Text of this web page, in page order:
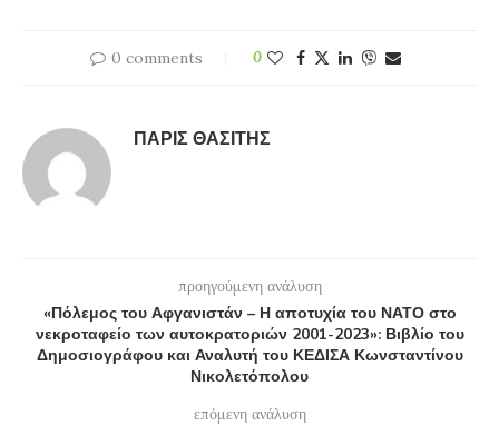
0 comments 0
ΠΆΡΙΣ ΘΑΣΊΤΗΣ
προηγούμενη ανάλυση
«Πόλεμος του Αφγανιστάν – Η αποτυχία του ΝΑΤΟ στο
νεκροταφείο των αυτοκρατοριών 2001-2023»: Βιβλίο του
Δημοσιογράφου και Αναλυτή του ΚΕΔΙΣΑ Κωνσταντίνου
Νικολετόπολου
επόμενη ανάλυση